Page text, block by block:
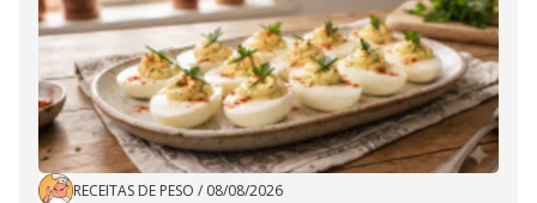
RECEITAS DE PESO / 08/08/2026